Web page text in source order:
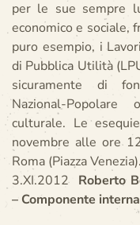
per le sue sempre
economico e sociale,
puro esempio, i
di Pubblica Utilità
sicuramente di
Nazional-
culturale. Le
novembre alle ore
Roma (Piazza Venezia).
3.XI.2012 Roberto
– Componente